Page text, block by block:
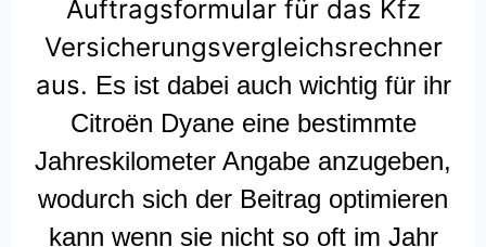
Auftragsformular für das Kfz
Versicherungsvergleichsrechner
aus. Es ist dabei auch wichtig für ihr
Citroën Dyane eine bestimmte
Jahreskilometer Angabe anzugeben,
wodurch sich der Beitrag optimieren
kann wenn sie nicht so oft im Jahr